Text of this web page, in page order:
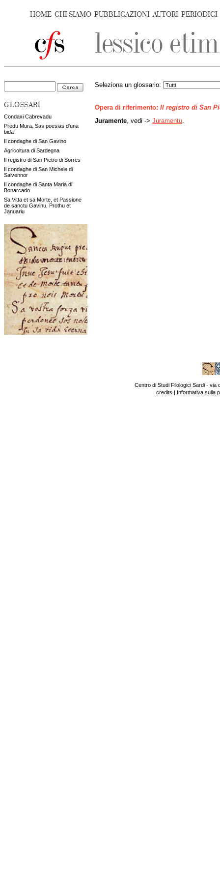
HOME CHI SIAMO PUBBLICAZIONI AUTORI PERIODICI
GLOSSARI
Condaxi Cabrevadu
Predu Mura. Sas poesias d'una
bida
Il condaghe di San Gavino
Agricoltura di Sardegna
Il registro di San Pietro di Sorres
Il condaghe di San Michele di
Salvennor
Il condaghe di Santa Maria di
Bonarcado
Sa Vitta et sa Morte, et Passione
de sanctu Gavinu, Prothu et
Januariu
Seleziona un glossario:
Opera di riferimento: Il registro di San
Juramente , vedi -> Juramentu
Centro di Studi Filologici Sardi - via
credits | Informativa sulla